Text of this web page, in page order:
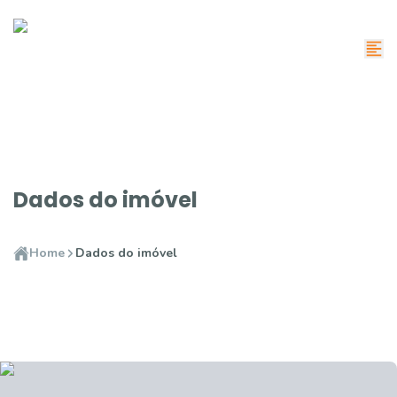
Dados do imóvel
Home Dados do imóvel